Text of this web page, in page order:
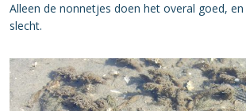
Alleen de nonnetjes doen het overal goed,
slecht.